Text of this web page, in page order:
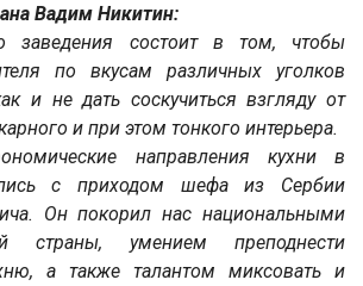
Вадим Никитин:
заведения состоит в том, чтобы
по вкусам различных уголков
и не дать соскучиться взгляду от
и при этом тонкого интерьера.
направления кухни в
с приходом шефа из Сербии
Он покорил нас национальными
страны, умением преподнести
а также талантом миксовать и